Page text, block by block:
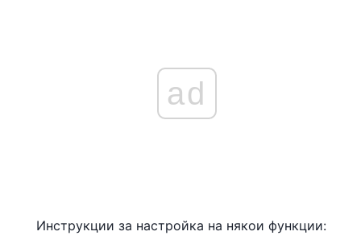
ad
Инструкции за настройка на някои функции: